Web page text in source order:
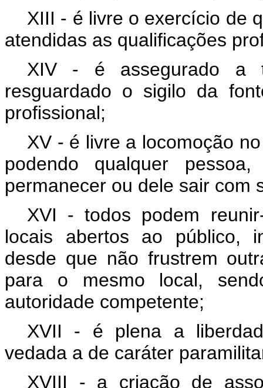
XIII - é livre o exercício de
atendidas as qualificações
XIV - é assegurado a
resguardado o sigilo da
profissional;
XV - é livre a locomoção
podendo qualquer
permanecer ou dele sair com
XVI - todos podem
locais abertos ao público,
desde que não frustrem
para o mesmo local,
autoridade competente;
XVII - é plena a
vedada a de caráter
XVIII - a criação de